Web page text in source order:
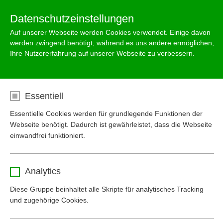
Werden Sie jetzt Teil eines
Betonteile, die es fertigt!
Werden Sie jetzt Teil eines
Betonteile, die es fertigt!
Mall - Karriere mit Perspektive
Werden Sie jetzt Teil eines
Betonteile, die es fertigt!
Datenschutzeinstellungen
Auf unserer Webseite werden Cookies verwendet. Einige davon
werden zwingend benötigt, während es uns andere ermöglichen,
Ihre Nutzererfahrung auf unserer Webseite zu verbessern.
Essentiell
Essentielle Cookies werden für grundlegende Funktionen der
Webseite benötigt. Dadurch ist gewährleistet, dass die Webseite
einwandfrei funktioniert.
Laufzeit 1 Monat
Analytics
Diese Gruppe beinhaltet alle Skripte für analytisches Tracking
und zugehörige Cookies.